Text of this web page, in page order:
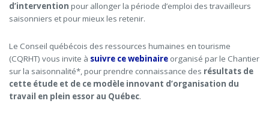
d’intervention pour allonger la période d’emploi des travailleurs
saisonniers et pour mieux les retenir.
Le Conseil québécois des ressources humaines en tourisme
(CQRHT) vous invite à suivre ce webinaire organisé par le Chantier
sur la saisonnalité*, pour prendre connaissance des résultats de
cette étude et de ce modèle innovant d’organisation du
travail en plein essor au Québec.